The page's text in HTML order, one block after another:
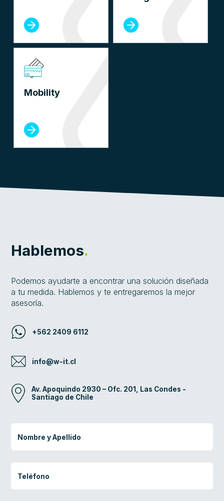
Mobility
Hablemos.
Podemos ayudarte a encontrar una solución diseñada
a tu medida. Hablemos y te entregaremos la mejor
asesoría.
+562 2409 6112
info@w-it.cl
Av. Apoquindo 2930 – Ofc. 201, Las Condes -
Santiago de Chile